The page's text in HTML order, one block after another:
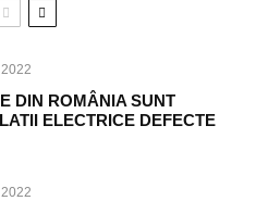
DIN ROMÂNIA SUNT
ELECTRICE DEFECTE